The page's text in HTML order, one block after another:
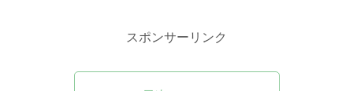
スポンサーリンク